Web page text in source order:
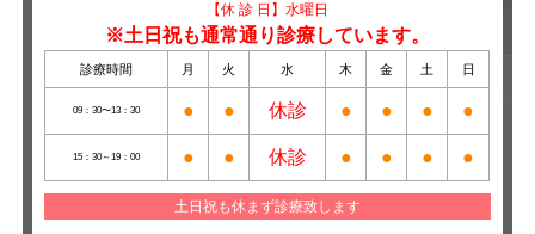
【休 診 日】水曜日
※土日祝も通常通り診療しています。
診療時間 月 火 水 木 金 土 日
09：30〜13：30 ● ● 休診 ● ● ● ●
15：30～19：00 ● ● 休診 ● ● ● ●
土日祝も休まず診療致します